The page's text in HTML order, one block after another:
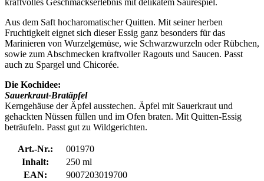
Aus dem Saft hocharomatischer Quitten. Mit seiner herben
Fruchtigkeit eignet sich dieser Essig ganz besonders für das
Marinieren von Wurzelgemüse, wie Schwarzwurzeln oder Rübchen,
sowie zum Abschmecken kraftvoller Ragouts und Saucen. Passt
auch zu Spargel und Chicorée.
Die Kochidee:
Sauerkraut-Bratäpfel
Kerngehäuse der Äpfel ausstechen. Äpfel mit Sauerkraut und
gehackten Nüssen füllen und im Ofen braten. Mit Quitten-Essig
beträufeln. Passt gut zu Wildgerichten.
Art.-Nr.:
001970
Inhalt:
250 ml
EAN:
9007203019700